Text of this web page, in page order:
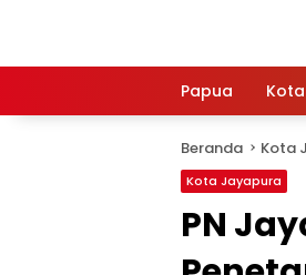
Papua
Beranda Kota
Kota Jayapura
PN